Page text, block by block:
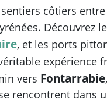
côtiers
Découvrez
, et les ports
expérience
vers Fontarrabie,
rencontrent dans